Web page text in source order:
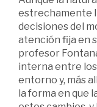
estrechamente
decisiones del
atención fija en
profesor
interna entre los
entorno y, más
la forma en que